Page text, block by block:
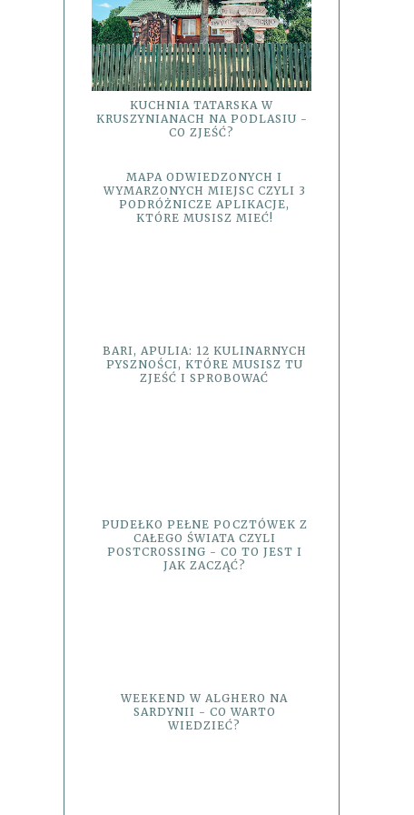
KUCHNIA TATARSKA W
KRUSZYNIANACH NA PODLASIU -
CO ZJEŚĆ?
MAPA ODWIEDZONYCH I
WYMARZONYCH MIEJSC CZYLI 3
PODRÓŻNICZE APLIKACJE,
KTÓRE MUSISZ MIEĆ!
BARI, APULIA: 12 KULINARNYCH
PYSZNOŚCI, KTÓRE MUSISZ TU
ZJEŚĆ I SPROBOWAĆ
PUDEŁKO PEŁNE POCZTÓWEK Z
CAŁEGO ŚWIATA CZYLI
POSTCROSSING - CO TO JEST I
JAK ZACZĄĆ?
WEEKEND W ALGHERO NA
SARDYNII - CO WARTO
WIEDZIEĆ?